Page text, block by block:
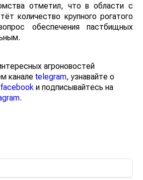
отметил, что в области с
количество крупного рогатого
обеспечения пастбищных
агроновостей
канале telegram, узнавайте о
facebook и подписывайтесь на
.